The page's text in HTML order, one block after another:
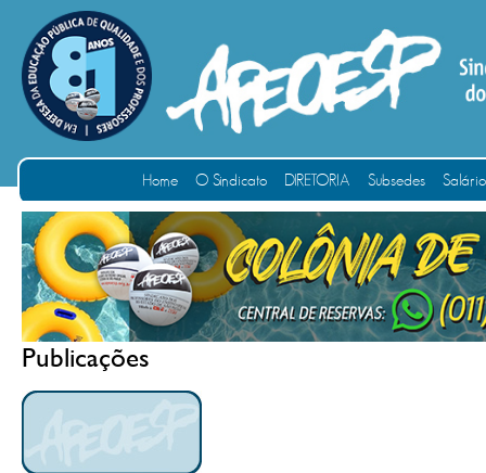
Home O Sindicato DIRETORIA Subsedes
Publicações